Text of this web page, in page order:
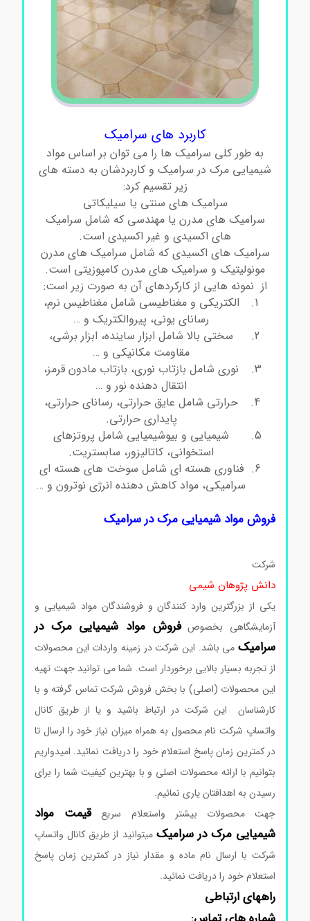
کاربرد های سرامیک
به طور کلی سرامیک ها را می توان بر اساس مواد
شیمیایی مرک در سرامیک و کاربردشان به دسته های
زیر تقسیم کرد:
سرامیک های سنتی یا سیلیکاتی
سرامیک های مدرن یا مهندسی که شامل سرامیک
های اکسیدی و غیر اکسیدی است.
سرامیک های اکسیدی که شامل سرامیک های مدرن
مونولیتیک و سرامیک های مدرن کامپوزیتی است.
از نمونه هایی از کارکردهای آن به صورت زیر است:
الکتریکی و مغناطیسی شامل مغناطیس نرم،
رسانای یونی، پیروالکتریک و …
سختی بالا شامل ابزار ساینده، ابزار برشی،
مقاومت مکانیکی و …
نوری شامل بازتاب نوری، بازتاب مادون قرمز،
انتقال دهنده نور و …
حرارتی شامل عایق حرارتی، رسانای حرارتی،
پایداری حرارتی.
شیمیایی و بیوشیمیایی شامل پروتزهای
استخوانی، کاتالیزور، سابستریت.
فناوری هسته ای شامل سوخت های هسته ای
سرامیکی، مواد کاهش دهنده انرژی نوترون و …
فروش مواد شیمیایی مرک در سرامیک
شرکت
دانش پژوهان شیمی
یکی از بزرگترین وارد کنندگان و فروشندگان مواد شیمیایی و
آزمایشگاهی بخصوصفروش مواد شیمیایی مرک در
سرامیکمی باشد. این شرکت در زمینه واردات این محصولات
از تجربه بسیار بالایی برخوردار است. شما می توانید جهت تهیه
این محصولات (اصلی) با بخش فروش شرکت تماس گرفته و با
کارشناسان این شرکت در ارتباط باشید و یا از طریق کانال
واتساپ شرکت نام محصول به همراه میزان نیاز خود را ارسال تا
در کمترین زمان پاسخ استعلام خود را دریافت نمائید. امیدواریم
بتوانیم با ارائه محصولات اصلی و با بهترین کیفیت شما را برای
رسیدن به اهدافتان یاری نمائیم.
جهت محصولات بیشتر واستعلام سریعقیمت مواد
شیمیایی مرک در سرامیک میتوانید از طریق کانال واتساپ
شرکت با ارسال نام ماده و مقدار نیاز در کمترین زمان پاسخ
استعلام خود را دریافت نمائید.
راههای ارتباطی